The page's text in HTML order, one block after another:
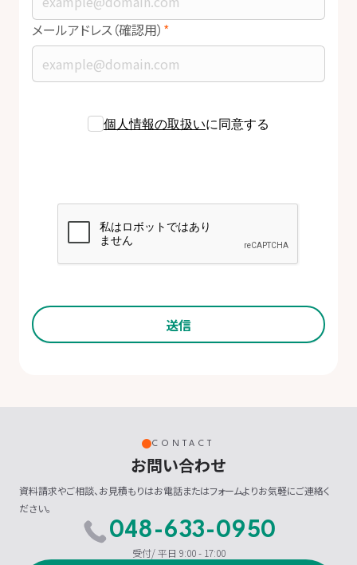
メールアドレス（確認用）
個人情報の取扱いに同意する
CONTACT
お問い合わせ
資料請求やご相談、お見積もりはお電話またはフォームよりお気軽にご連絡く
ださい。
048-633-0950
受付/ 平日 9:00 - 17:00